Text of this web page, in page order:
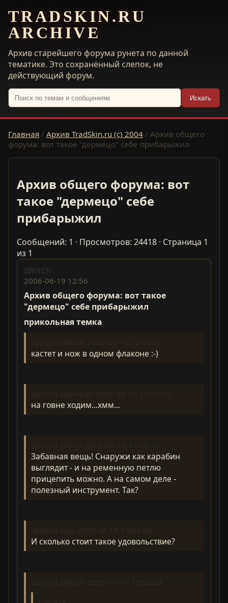
TRADSKIN.RU
ARCHIVE
Архив старейшего форума рунета по данной
тематике. Это сохранённый слепок, не
действующий форум.
Искать
Главная / Архив TradSkin.ru (с) 2004 / Архив общего
форума: вот такое "дермецо" себе прибарыжил
Архив общего форума: вот
такое "дермецо" себе
прибарыжил
Сообщений: 1 · Просмотров: 24418 · Страница 1
из 1
zWitCh
2006-06-19 12:56
Архив общего форума: вот такое
"дермецо" себе прибарыжил
прикольная темка
кастет и нож в одном флаконе :-)
на говне ходим...хмм...
Забавная вещь! Снаружи как карабин
выглядит - и на ременную петлю
прицепить можно. А на самом деле -
полезный инструмент. Так?
И сколько стоит такое удовольствие?